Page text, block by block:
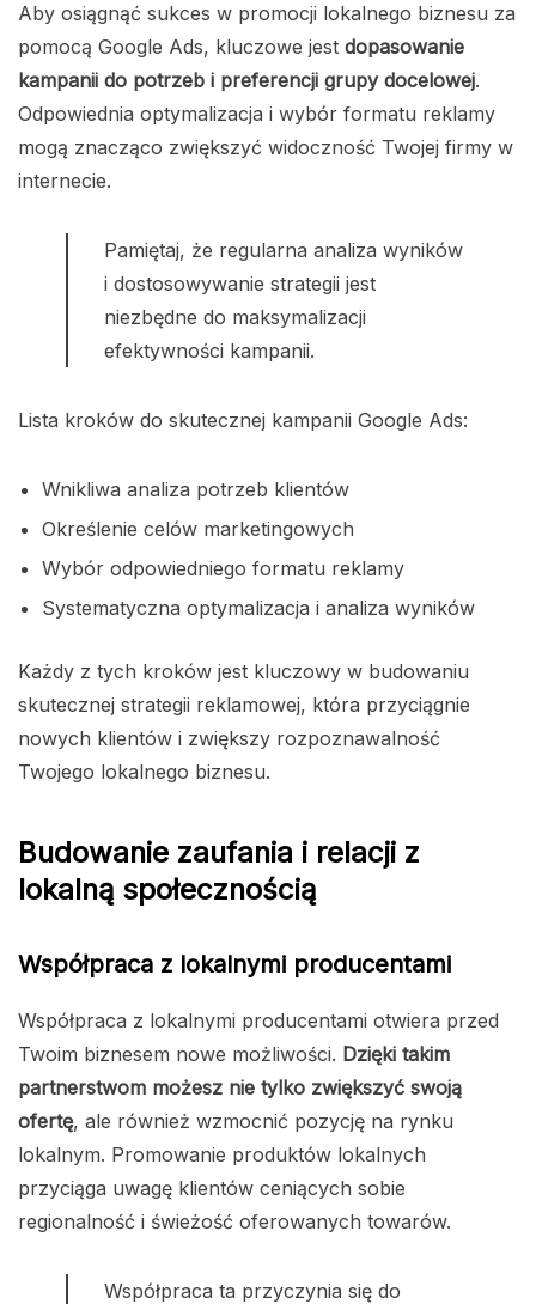
Aby osiągnąć sukces w promocji lokalnego biznesu za
pomocą Google Ads, kluczowe jest dopasowanie
kampanii do potrzeb i preferencji grupy docelowej.
Odpowiednia optymalizacja i wybór formatu reklamy
mogą znacząco zwiększyć widoczność Twojej firmy w
internecie.
Pamiętaj, że regularna analiza wyników
i dostosowywanie strategii jest
niezbędne do maksymalizacji
efektywności kampanii.
Lista kroków do skutecznej kampanii Google Ads:
Wnikliwa analiza potrzeb klientów
Określenie celów marketingowych
Wybór odpowiedniego formatu reklamy
Systematyczna optymalizacja i analiza wyników
Każdy z tych kroków jest kluczowy w budowaniu
skutecznej strategii reklamowej, która przyciągnie
nowych klientów i zwiększy rozpoznawalność
Twojego lokalnego biznesu.
Budowanie zaufania i relacji z
lokalną społecznością
Współpraca z lokalnymi producentami
Współpraca z lokalnymi producentami otwiera przed
Twoim biznesem nowe możliwości. Dzięki takim
partnerstwom możesz nie tylko zwiększyć swoją
ofertę, ale również wzmocnić pozycję na rynku
lokalnym. Promowanie produktów lokalnych
przyciąga uwagę klientów ceniących sobie
regionalność i świeżość oferowanych towarów.
Współpraca ta przyczynia się do